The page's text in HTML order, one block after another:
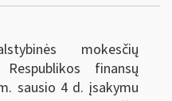
mokesčių
finansų
sausio 4 d. įsakymu